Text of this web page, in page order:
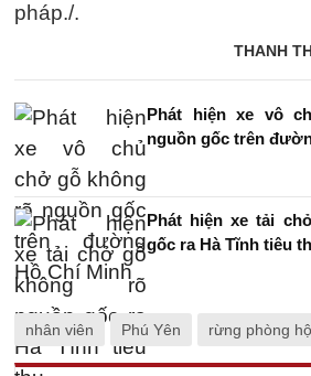
pháp./.
THANH
Phát hiện xe vô
nguồn gốc trên
Phát hiện xe tải
gốc ra Hà Tĩnh tiêu
nhân viên Phú Yên rừng phòng hộ